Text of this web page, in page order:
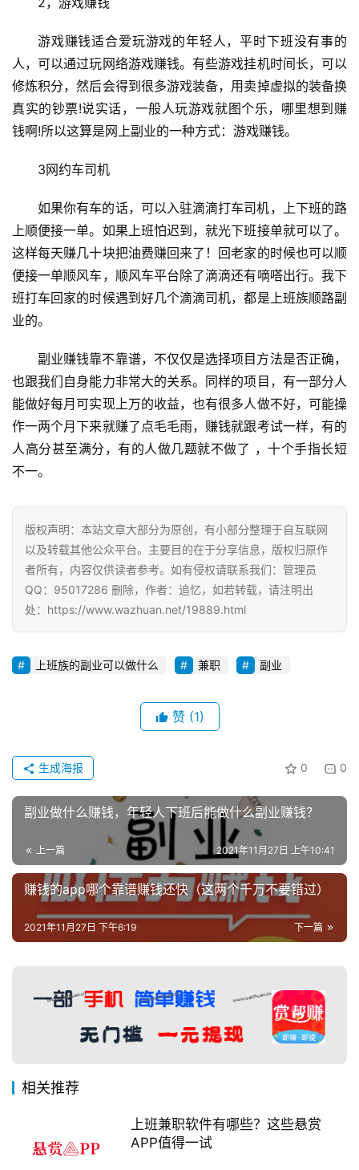
首
页
手
赚
A
P
登录 注册
游戏赚钱适合爱玩游戏的年轻人，平时下班没有事的
人，可以通过玩网络游戏赚钱。有些游戏挂机时间长，可以
修炼积分，然后会得到很多游戏装备，用卖掉虚拟的装备换
真实的钞票!说实话，一般人玩游戏就图个乐，哪里想到赚
钱啊!所以这算是网上副业的一种方式：游戏赚钱。
3网约车司机
如果你有车的话，可以入驻滴滴打车司机，上下班的路
上顺便接一单。如果上班怕迟到，就光下班接单就可以了。
这样每天赚几十块把油费赚回来了！回老家的时候也可以顺
便接一单顺风车，顺风车平台除了滴滴还有嘀嗒出行。我下
班打车回家的时候遇到好几个滴滴司机，都是上班族顺路副
业的。
副业赚钱靠不靠谱，不仅仅是选择项目方法是否正确，
也跟我们自身能力非常大的关系。同样的项目，有一部分人
能做好每月可实现上万的收益，也有很多人做不好，可能操
作一两个月下来就赚了点毛毛雨，赚钱就跟考试一样，有的
人高分甚至满分，有的人做几题就不做了 ，十个手指长短
不一。
版权声明：本站文章大部分为原创，有小部分整理于自互联网
以及转载其他公众平台。主要目的在于分享信息，版权归原作
者所有，内容仅供读者参考。如有侵权请联系我们：管理员
QQ：95017286 删除，作者：追忆，如若转载，请注明出
处：https://www.wazhuan.net/19889.html
上班族的副业可以做什么 兼职 副业
赞 (1)
0 0
生成海报
副业做什么赚钱，年轻人下班后能做什么副业赚钱？
上一篇 2021年11月27日 上午10:41
赚钱的app哪个靠谱赚钱还快（这两个千万不要错过）
下一篇
2021年11月27日 下午6:19
相关推荐
上班兼职软件有哪些？这些悬赏
APP值得一试